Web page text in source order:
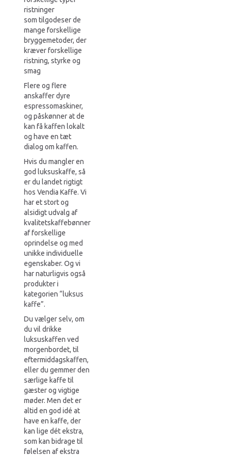
ristninger
som tilgodeser de
mange forskellige
bryggemetoder, der
kræver forskellige
ristning, styrke og
smag
Flere og flere
anskaffer dyre
espressomaskiner,
og påskønner at de
kan få kaffen lokalt
og have en tæt
dialog om kaffen.
Hvis du mangler en
god luksuskaffe, så
er du landet rigtigt
hos Vendia Kaffe. Vi
har et stort og
alsidigt udvalg af
kvalitetskaffebønner
af forskellige
oprindelse og med
unikke individuelle
egenskaber. Og vi
har naturligvis også
produkter i
kategorien “luksus
kaffe”.
Du vælger selv, om
du vil drikke
luksuskaffen ved
morgenbordet, til
eftermiddagskaffen,
eller du gemmer den
særlige kaffe til
gæster og vigtige
møder. Men det er
altid en god idé at
have en kaffe, der
kan lige dét ekstra,
som kan bidrage til
følelsen af ekstra